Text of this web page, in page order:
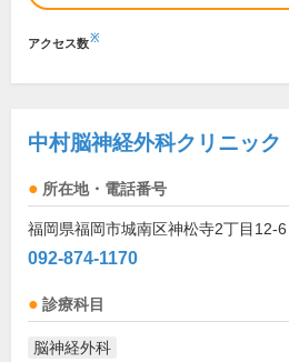
アクセス数※
中村脳神経外科クリニック
所在地・電話番号
福岡県福岡市城南区神松寺2丁目12-6
092-874-1170
診療科目
脳神経外科